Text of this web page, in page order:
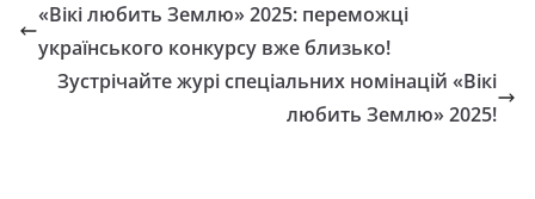
«Вікі любить Землю» 2025: переможці
українського конкурсу вже близько!
Зустрічайте журі спеціальних номінацій «Вікі
любить Землю» 2025!